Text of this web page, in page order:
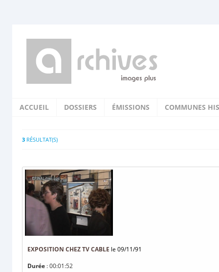
ACCUEIL DOSSIERS ÉMISSIONS COMMUNES
3 RÉSULTAT(S)
EXPOSITION CHEZ TV CABLE le 09/11/91
Durée : 00:01:52